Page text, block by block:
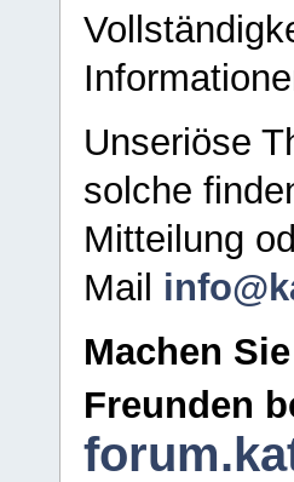
Unseriöse
solche
Mitteilung
Mail
Machen
Freunden